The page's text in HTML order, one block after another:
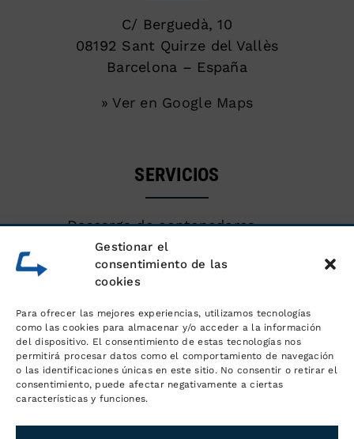
Gestionar el
consentimiento de las
cookies
Para ofrecer las mejores experiencias, utilizamos tecnologías
como las cookies para almacenar y/o acceder a la información
del dispositivo. El consentimiento de estas tecnologías nos
permitirá procesar datos como el comportamiento de navegación
o las identificaciones únicas en este sitio. No consentir o retirar el
consentimiento, puede afectar negativamente a ciertas
características y funciones.
C/ Berguedà, 10
08192 Sant Quirze del Vallès
Barcelona – España
» Ver en Google Maps
SERVICIOS
Descarga de contenedores
marítimos
Almacén de mercancías
Servicios logísticos y gestión de
pedidos
Distribución y transporte